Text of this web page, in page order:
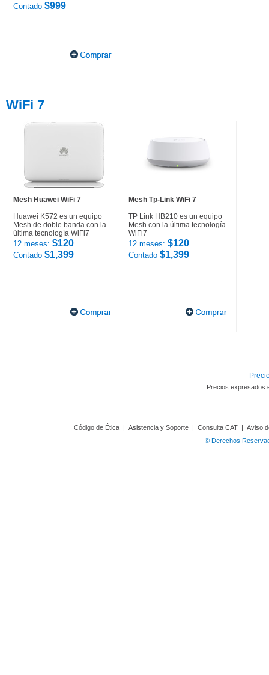
Contado $999
WiFi 7
Mesh Huawei WiFi 7
Huawei K572 es un equipo
Mesh de doble banda con la
última tecnología WiFi7
12 meses: $120
Contado $1,399
Mesh Tp-Link WiFi 7
TP Link HB210 es un equipo
Mesh con la última tecnología
WiFi7
12 meses: $120
Contado $1,399
Precios expresados
Código de Ética | Asistencia y Soporte | Consulta CAT | Aviso
© Derechos